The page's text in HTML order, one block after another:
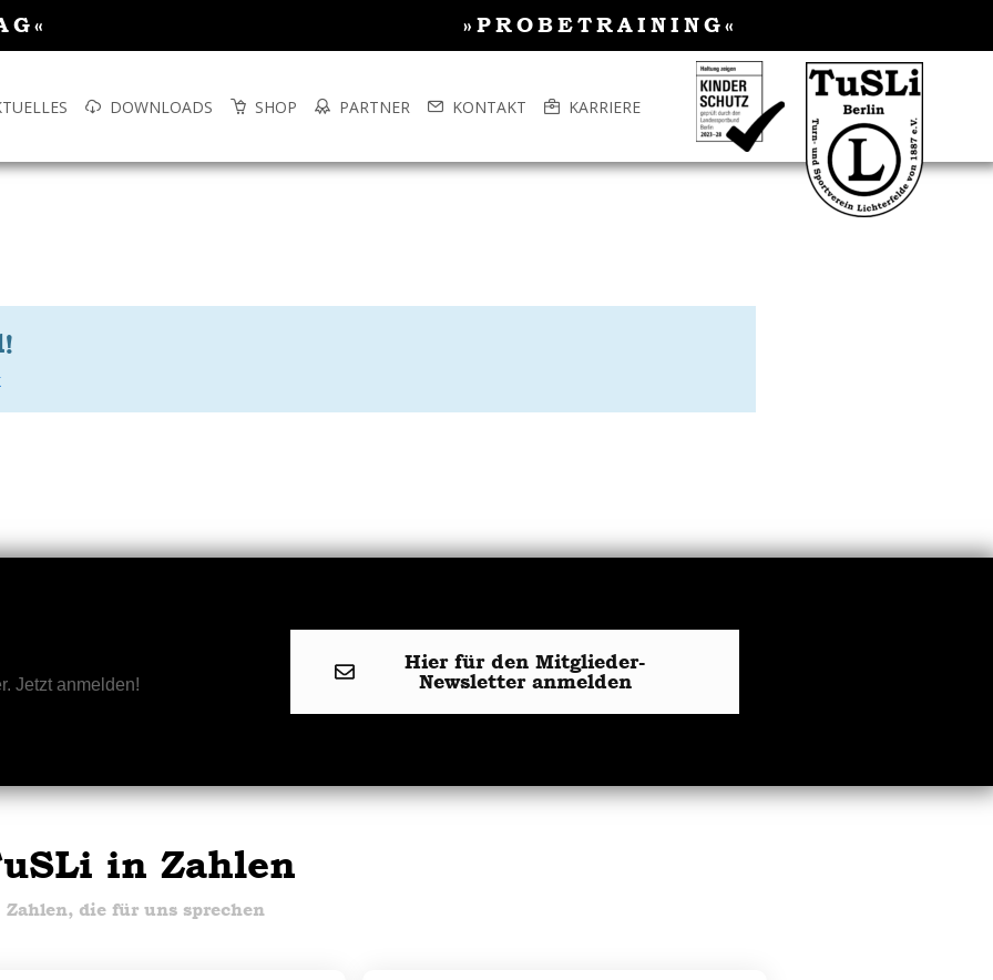
»PROBETRAINING«
DOWNLOADS SHOP PARTNER KONTAKT KARRIERE
Jetzt anmelden!
Hier für den Mitglieder-
Newsletter anmelden
in Zahlen
Zahlen, die für uns sprechen